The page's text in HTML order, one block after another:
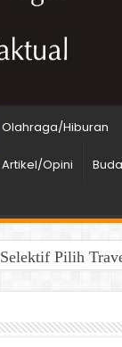
Olahraga/Hiburan
Artikel/Opini
Pilih